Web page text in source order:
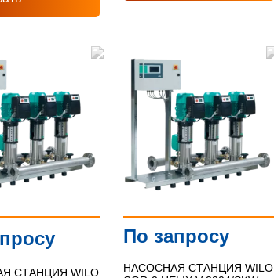
СТАНЦИЯ WILO
По запросу
НАСОСНАЯ СТАНЦИЯ WILO